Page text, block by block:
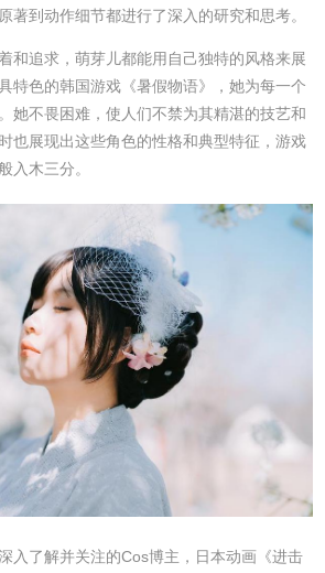
著到动作细节都进行了深入的研究和思考。
和追求，萌芽儿都能用自己独特的风格来展
特色的韩国游戏《暑假物语》，她为每一个
她不畏困难，使人们不禁为其精湛的技艺和
也展现出这些角色的性格和典型特征，游戏
入木三分。
入了解并关注的Cos博主，日本动画《进击